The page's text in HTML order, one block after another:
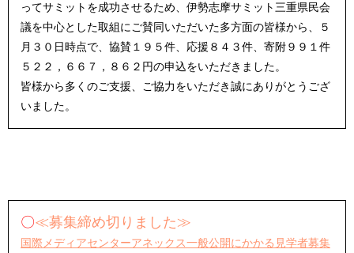
ってサミットを成功させるため、伊勢志摩サミット三重県民会
議を中心とした取組にご賛同いただいた多方面の皆様から、５
月３０日時点で、協賛１９５件、応援８４３件、寄附９９１件
５２２，６６７，８６２円の申込をいただきました。
皆様から多くのご支援、ご協力をいただき誠にありがとうござ
いました。
〇≪募集締め切りました≫
国際メディアセンターアネックス一般公開にかかる見学者募集